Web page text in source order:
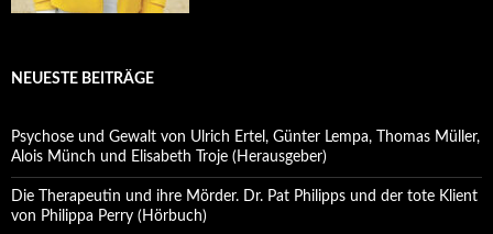
NEUESTE BEITRÄGE
Psychose und Gewalt von Ulrich Ertel, Günter Lempa, Thomas Müller,
Alois Münch und Elisabeth Troje (Herausgeber)
Die Therapeutin und ihre Mörder. Dr. Pat Philipps und der tote Klient
von Philippa Perry (Hörbuch)